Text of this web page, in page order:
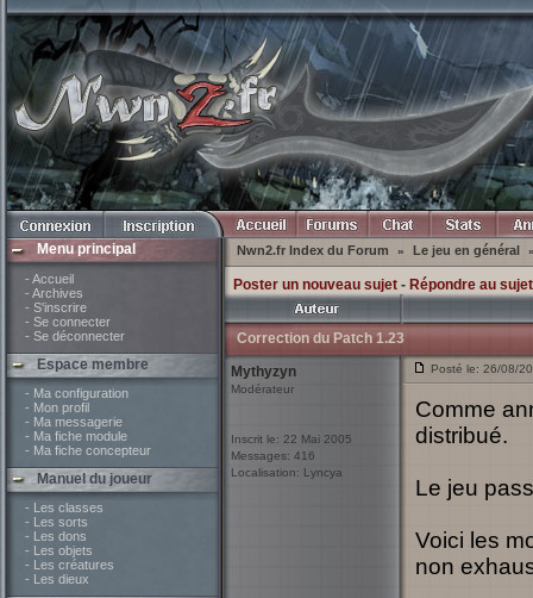
Menu principal
- Accueil
- Archives
- S'inscrire
- Se connecter
- Se déconnecter
Espace membre
- Ma configuration
- Mon profil
- Ma messagerie
- Ma fiche module
- Ma fiche concepteur
Manuel du joueur
- Les classes
- Les sorts
- Les dons
- Les objets
- Les créatures
- Les dieux
Nwn2.fr Index du Forum » Le jeu en général
Poster un nouveau sujet- Répondre au sujet
Correction du Patch 1.23
Mythyzyn
Modérateur
Inscrit le: 22 Mai 2005
Messages: 416
Localisation: Lyncya
Posté le: 26/08/
Comme
distribué.
Le jeu
Voici les
non